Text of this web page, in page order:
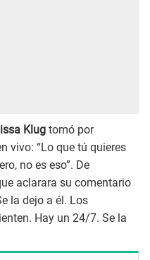
Klug tomó por
vivo: “Lo que tú quieres
no es eso”. De
aclarara su comentario
la dejo a él. Los
Hay un 24/7. Se la